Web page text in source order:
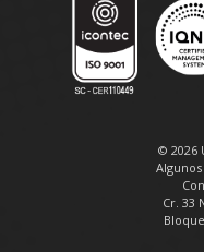
© 2026
Cr. 33